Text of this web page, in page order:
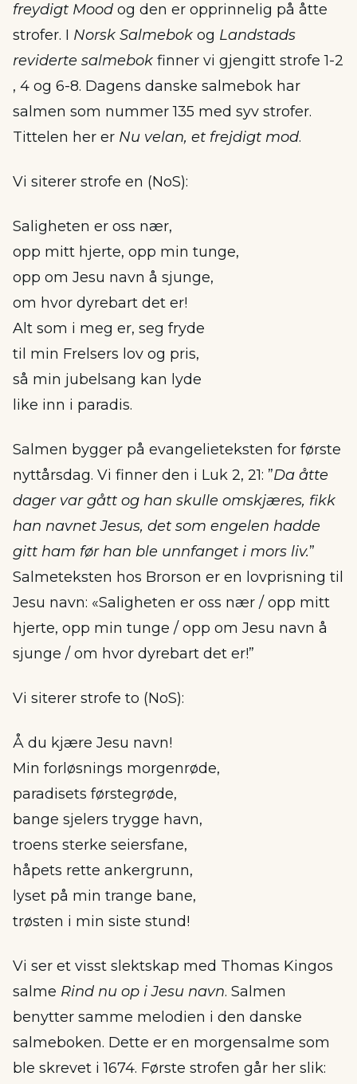
freydigt Mood og den er opprinnelig på åtte
strofer. I Norsk Salmebok og Landstads
reviderte salmebok finner vi gjengitt strofe 1-2
, 4 og 6-8. Dagens danske salmebok har
salmen som nummer 135 med syv strofer.
Tittelen her er Nu velan, et frejdigt mod.
Vi siterer strofe en (NoS):
Saligheten er oss nær,
opp mitt hjerte, opp min tunge,
opp om Jesu navn å sjunge,
om hvor dyrebart det er!
Alt som i meg er, seg fryde
til min Frelsers lov og pris,
så min jubelsang kan lyde
like inn i paradis.
Salmen bygger på evangelieteksten for første
nyttårsdag. Vi finner den i Luk 2, 21: ”Da åtte
dager var gått og han skulle omskjæres, fikk
han navnet Jesus, det som engelen hadde
gitt ham før han ble unnfanget i mors liv.”
Salmeteksten hos Brorson er en lovprisning til
Jesu navn: «Saligheten er oss nær / opp mitt
hjerte, opp min tunge / opp om Jesu navn å
sjunge / om hvor dyrebart det er!”
Vi siterer strofe to (NoS):
Å du kjære Jesu navn!
Min forløsnings morgenrøde,
paradisets førstegrøde,
bange sjelers trygge havn,
troens sterke seiersfane,
håpets rette ankergrunn,
lyset på min trange bane,
trøsten i min siste stund!
Vi ser et visst slektskap med Thomas Kingos
salme Rind nu op i Jesu navn. Salmen
benytter samme melodien i den danske
salmeboken. Dette er en morgensalme som
ble skrevet i 1674. Første strofen går her slik: